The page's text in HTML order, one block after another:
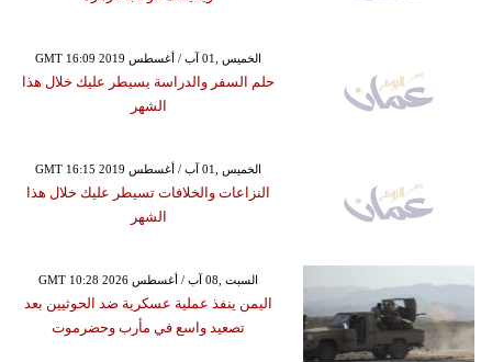
GMT 16:09 2019 الخميس ,01 آب / أغسطس
حلم السفر والدراسة يسيطر عليك خلال هذا
الشهر
GMT 16:15 2019 الخميس ,01 آب / أغسطس
النزاعات والخلافات تسيطر عليك خلال هذا
الشهر
GMT 10:28 2026 السبت ,08 آب / أغسطس
اليمن ينفذ عملية عسكرية ضد الحوثيين بعد
تصعيد واسع في مأرب وحضرموت